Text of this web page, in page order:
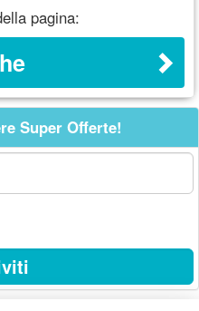
pagina:
Super Offerte!